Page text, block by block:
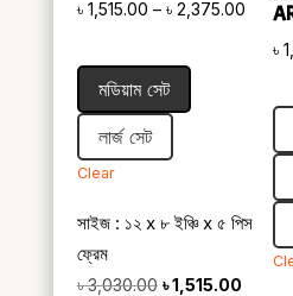
৳ 1,515.00 – ৳ 2,375.00Price
range:
৳
মডিয়াম সেট
লার্জ সেট
Clear
সাইজ : ১২ x ৮ ইঞ্চি x ৫ পিস
ফ্রেম
৳3,030.00 Original
৳1,515.00Current
৳